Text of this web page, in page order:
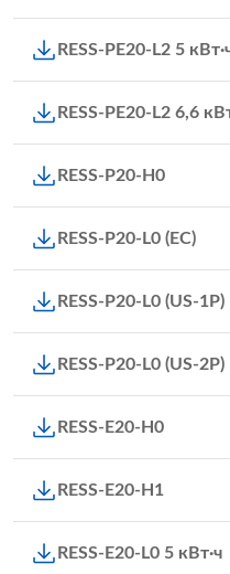
RESS-PE20-L2 5
RESS-PE20-L2 6,6
RESS-P20-H0
RESS-P20-L0 (ЕС)
RESS-P20-L0 (US-1P)
RESS-P20-L0 (US-2P)
RESS-E20-H0
RESS-E20-H1
RESS-E20-L0 5 кВт·ч